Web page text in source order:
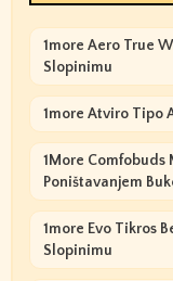
1more Aero True
Slopinimu
1more Atviro Tipo
1More Comfobuds
Poništavanjem
1more Evo Tikros
Slopinimu